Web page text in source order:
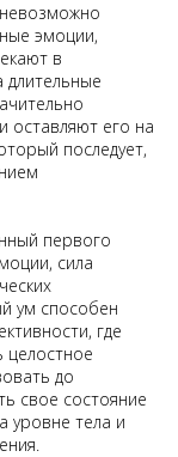
эмоции,
в
оставляют его на
последует,
первого
сила
ум способен
где
целостное
до
свое состояние
уровне тела и